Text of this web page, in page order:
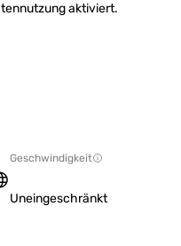
aktiviert.
Geschwindigkeit
Uneingeschränkt